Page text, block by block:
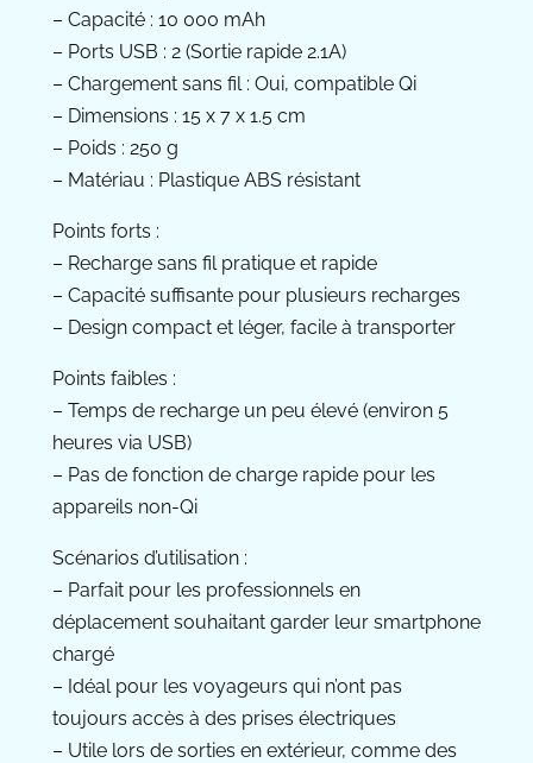
– Capacité : 10 000 mAh
– Ports USB : 2 (Sortie rapide 2.1A)
– Chargement sans fil : Oui, compatible Qi
– Dimensions : 15 x 7 x 1.5 cm
– Poids : 250 g
– Matériau : Plastique ABS résistant
Points forts :
– Recharge sans fil pratique et rapide
– Capacité suffisante pour plusieurs recharges
– Design compact et léger, facile à transporter
Points faibles :
– Temps de recharge un peu élevé (environ 5
heures via USB)
– Pas de fonction de charge rapide pour les
appareils non-Qi
Scénarios d’utilisation :
– Parfait pour les professionnels en
déplacement souhaitant garder leur smartphone
chargé
– Idéal pour les voyageurs qui n’ont pas
toujours accès à des prises électriques
– Utile lors de sorties en extérieur, comme des